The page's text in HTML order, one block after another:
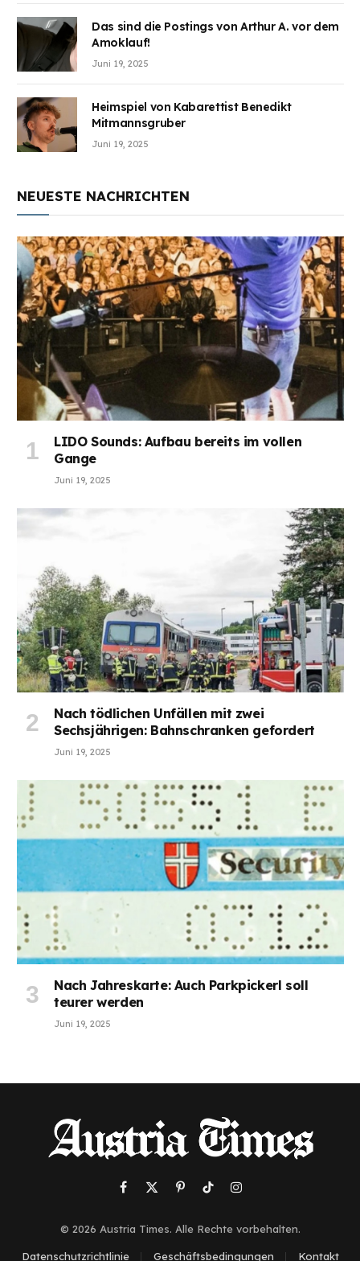
Das sind die Postings von Arthur A. vor dem
Amoklauf!
Juni 19, 2025
Heimspiel von Kabarettist Benedikt
Mitmannsgruber
Juni 19, 2025
NEUESTE NACHRICHTEN
LIDO Sounds: Aufbau bereits im vollen
Gange
Juni 19, 2025
Nach tödlichen Unfällen mit zwei
Sechsjährigen: Bahnschranken gefordert
Juni 19, 2025
Nach Jahreskarte: Auch Parkpickerl soll
teurer werden
Juni 19, 2025
Facebook
X
PinterestTikTokInstagram
© 2026 Austria Times. Alle Rechte vorbehalten.
Datenschutzrichtlinie Geschäftsbedingungen Kontakt